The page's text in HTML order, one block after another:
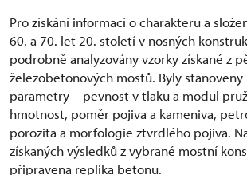
Pro získání informací o charakteru a
60. a 70. let 20. století v nosných
podrobně analyzovány vzorky získané z
železobetonových mostů. Byly stanoveny
parametry – pevnost v tlaku a modul
hmotnost, poměr pojiva a kameniva,
porozita a morfologie ztvrdlého pojiva.
získaných výsledků z vybrané mostní
připravena replika betonu.